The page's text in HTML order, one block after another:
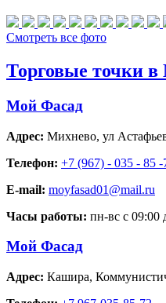
Смотреть все фото
Торговые точки
Мой Фасад
Адрес: Михнево, ул
Телефон: +7 (967) - 035 - 85 -
E-mail: moyfasad01@mail.ru
Часы работы: пн-вс с 09:00
Мой Фасад
Адрес: Кашира,